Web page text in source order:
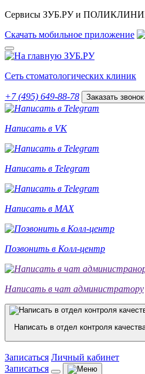
Сервисы ЗУБ.РУ и
Скачать мобильное приложение
Сеть стоматологических клиник
+7 (495) 649-88-78 Заказать звонок
Написать в VK
Написать в Telegram
Написать в MAX
Позвонить в Колл-центр
Написать в чат администратору
Написать в отдел контроля
Записаться Личный кабинет
Записаться